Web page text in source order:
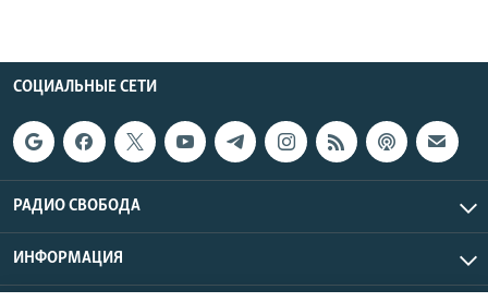
СОЦИАЛЬНЫЕ СЕТИ
РАДИО СВОБОДА
ИНФОРМАЦИЯ